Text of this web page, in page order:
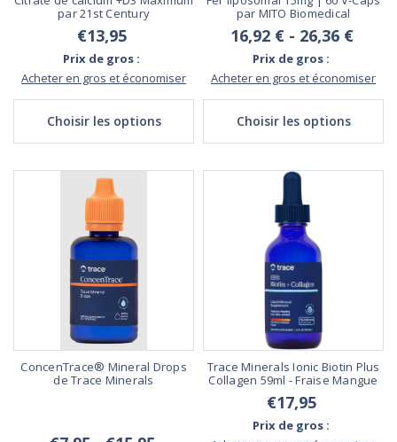
par 21st Century
€13,95
Prix de gros :
Acheter en gros et économiser
Choisir les options
par MITO Biomedical
16,92 € - 26,36 €
Prix de gros :
Acheter en gros et économiser
Choisir les options
ConcenTrace® Mineral Drops
de Trace Minerals
Trace Minerals Ionic Biotin Plus
Collagen 59ml - Fraise Mangue
€17,95
Prix de gros :